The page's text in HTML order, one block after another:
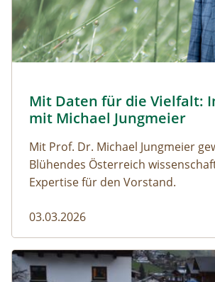
Naturmagazin: Mit Daten für die
Mit Daten für die Vielfalt:
mit Michael Jungmeier
Mit Prof. Dr. Michael Jungmeier
Blühendes Österreich
Expertise für den Vorstand.
03.03.2026
Der steile Weg in die Freiheit